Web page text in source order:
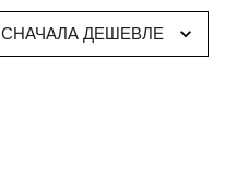
СНАЧАЛА ДЕШЕВЛЕ